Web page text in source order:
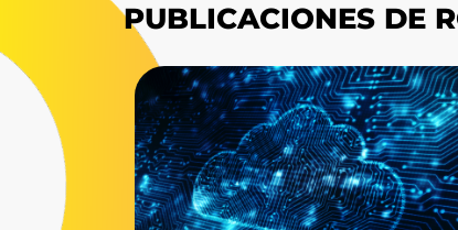
PUBLICACIONES DE